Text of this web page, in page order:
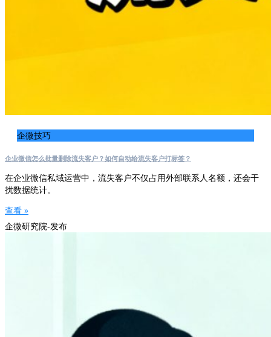
企微技巧
企业微信怎么批量删除流失客户？如何自动给流失客户打标签？
在企业微信私域运营中，流失客户不仅占用外部联系人名额，还会干
扰数据统计。
查看 »
企微研究院-发布